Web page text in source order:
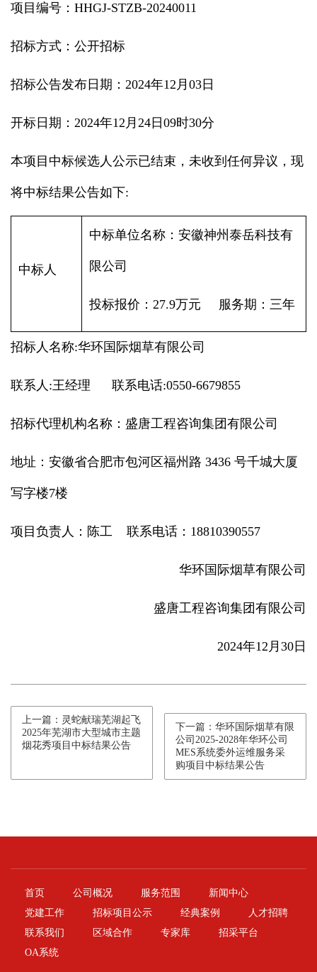
项目编号：HHGJ-STZB-20240011
招标方式：公开招标
招标公告发布日期：2024年12月03日
开标日期：2024年12月24日09时30分
本项目中标候选人公示已结束，未收到任何异议，现
将中标结果公告如下:
中标人
中标单位名称：安徽神州泰岳科技有
限公司
投标报价：27.9万元 服务期：三年
招标人名称:华环国际烟草有限公司
联系人:王经理 联系电话:0550-6679855
招标代理机构名称：盛唐工程咨询集团有限公司
地址：安徽省合肥市包河区福州路 3436 号千城大厦
写字楼7楼
项目负责人：陈工 联系电话：18810390557
华环国际烟草有限公司
盛唐工程咨询集团有限公司
2024年12月30日
上一篇：灵蛇献瑞芜湖起飞
2025年芜湖市大型城市主题
烟花秀项目中标结果公告
下一篇：华环国际烟草有限
公司2025-2028年华环公司
MES系统委外运维服务采
购项目中标结果公告
首页 公司概况 服务范围
新闻中心
党建工作
招标项目公示 经典案例
人才招聘
联系我们
区域合作 专家库
招采平台
OA系统